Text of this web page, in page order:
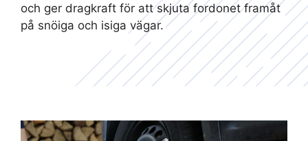
och ger dragkraft för att skjuta fordonet framåt
på snöiga och isiga vägar.